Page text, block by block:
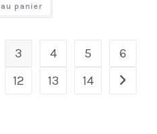
panier
3 4 5
6
12 13 14